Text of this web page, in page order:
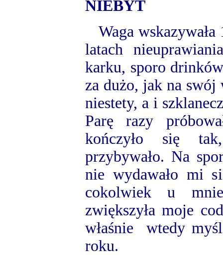
NIEBYT
Waga
latach
karku, sporo
za dużo, jak na
niestety, a i
Parę razy
kończyło się
przybywało. Na
nie wydawało mi
cokolwiek u
zwiększyła moje
właśnie wtedy
roku.